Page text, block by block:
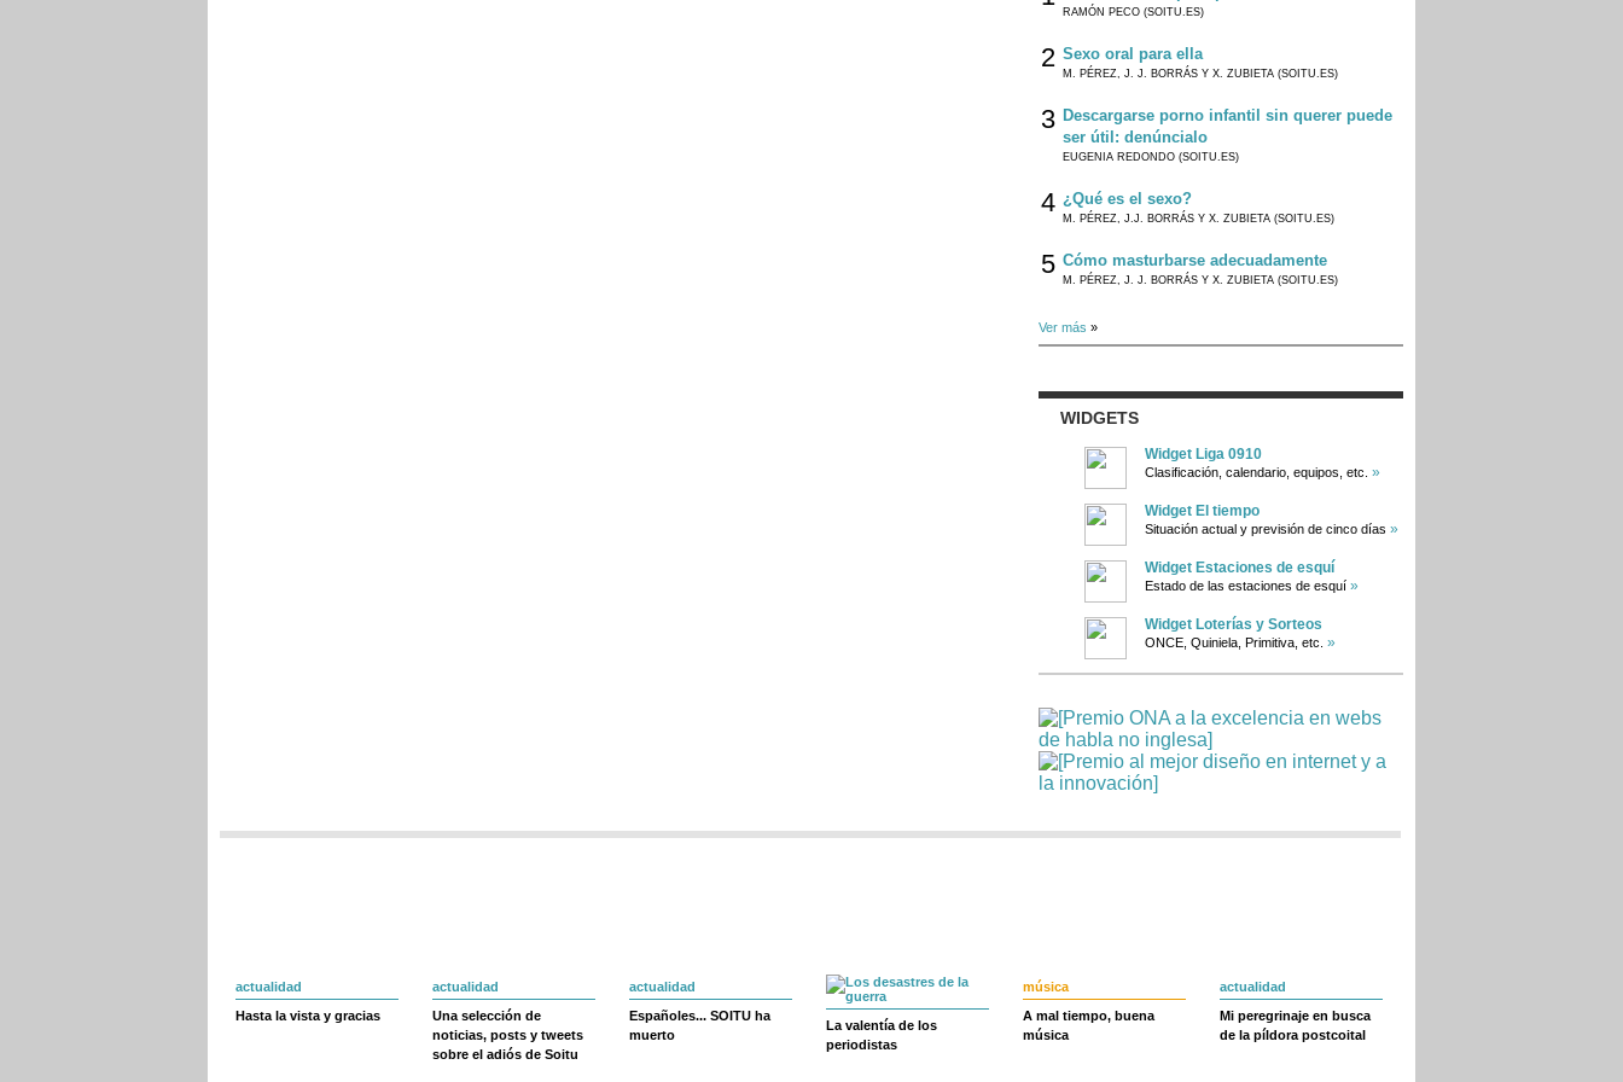
RAMÓN PECO (SOITU.ES)
2 Sexo oral para ella
M. PÉREZ, J. J. BORRÁS Y X. ZUBIETA (SOITU.ES)
3 Descargarse porno infantil sin querer puede
ser útil: denúncialo
EUGENIA REDONDO (SOITU.ES)
4 ¿Qué es el sexo?
M. PÉREZ, J.J. BORRÁS Y X. ZUBIETA (SOITU.ES)
5 Cómo masturbarse adecuadamente
M. PÉREZ, J. J. BORRÁS Y X. ZUBIETA (SOITU.ES)
Ver más »
WIDGETS
Widget Liga 0910
Clasificación, calendario, equipos, etc. »
Widget El tiempo
Situación actual y previsión de cinco días »
Widget Estaciones de esquí
Estado de las estaciones de esquí »
Widget Loterías y Sorteos
ONCE, Quiniela, Primitiva, etc. »
actualidad
Hasta la vista y gracias
actualidad
Una selección de
noticias, posts y tweets
sobre el adiós de Soitu
actualidad
Españoles... SOITU ha
muerto
La valentía de los
periodistas
música
A mal tiempo, buena
música
actualidad
Mi peregrinaje en busca
de la píldora postcoital